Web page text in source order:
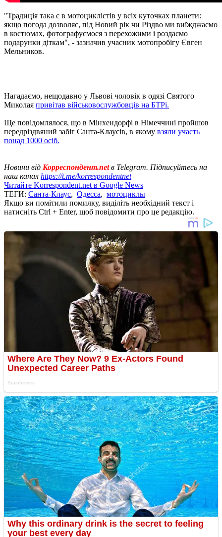
"Традиція така є в мотоциклістів у всіх куточках планети:
якщо погода дозволяє, під Новий рік чи Різдво ми виїжджаємо
в костюмах, фотографуємося з перехожими і роздаємо
подарунки діткам", - зазначив учасник мотопробігу Євген
Мельников.
Нагадаємо, нещодавно у Львові чоловік в одязі Святого
Миколая привітав військовослужбовців на БТРі.
Ще повідомлялося, що в Мінхендорфі в Німеччині пройшов
передріздвяний забіг Санта-Клаусів, в якому взяли участь
понад 1000 осіб.
Новини від Корреспондент.netв Telegram. Підписуйтесь на
наш канал https://t.me/korrespondentnet
Читайте Korrespondent.net в Google News
ТЕГИ: Санта-Клаус, Одесса, мотоциклы
Якщо ви помітили помилку, виділіть необхідний текст і
натисніть Ctrl + Enter, щоб повідомити про це редакцію.